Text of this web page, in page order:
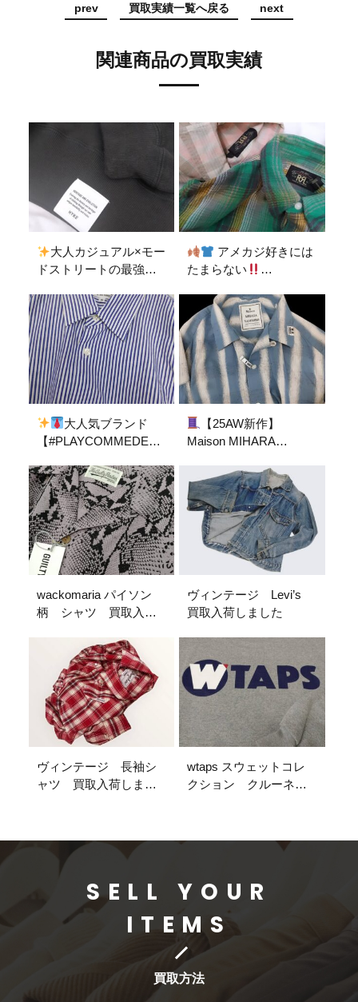
prev 買取実績一覧へ戻る next
関連商品の買取実績
大人カジュアル×モー
ドストリートの最強コ
ウェットシャツが入荷
しました
アメカジ好きには
たまらない
エル）】のフランネル
シャツが #ストックヤー
ド鵜沼店 に入荷しまし
た
大人気ブランド
【#PLAYCOMMEDESGARCONS】
荷
【25AW新作】
Maison MIHARA
トライプシャツ入荷！
wackomaria パイソン
柄 シャツ 買取入荷
ヴィンテージ Levi’s
買取入荷しました
ヴィンテージ 長袖シ
ャツ 買取入荷しまし
wtaps スウェットコレ
クション クルーネッ
SELL YOUR
ITEMS
買取方法